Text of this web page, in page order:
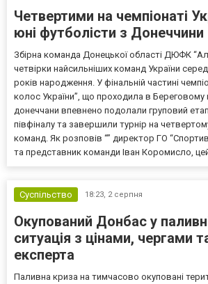
Четвертими на чемпіонаті
юні футболісти з Донеччини
Збірна команда Донецької області ДЮФК
четвірки найсильніших команд України
років народження. У фінальній частині
колос України”, що проходила в Береговому
донеччани впевнено подолали груповий
півфіналу та завершили турнір на
команд. Як розповів “” директор ГО
та представник команди Іван Коромисло, цей
Суспільство 18:23, 2 серпня
Окупований Донбас у
ситуація з цінами, чергами
експерта
Паливна криза на тимчасово окуповані